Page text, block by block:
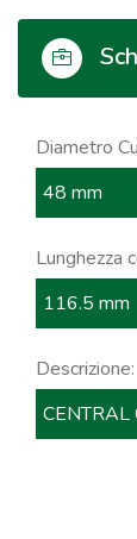
Diametro
48 mm
Lunghezza
116.5 mm
Descrizione:
CENTRAL